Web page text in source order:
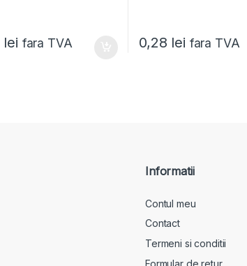
lei fara TVA 0,28 lei fara TVA
Informatii
Contul meu
Contact
Termeni si conditii
Formular de retur